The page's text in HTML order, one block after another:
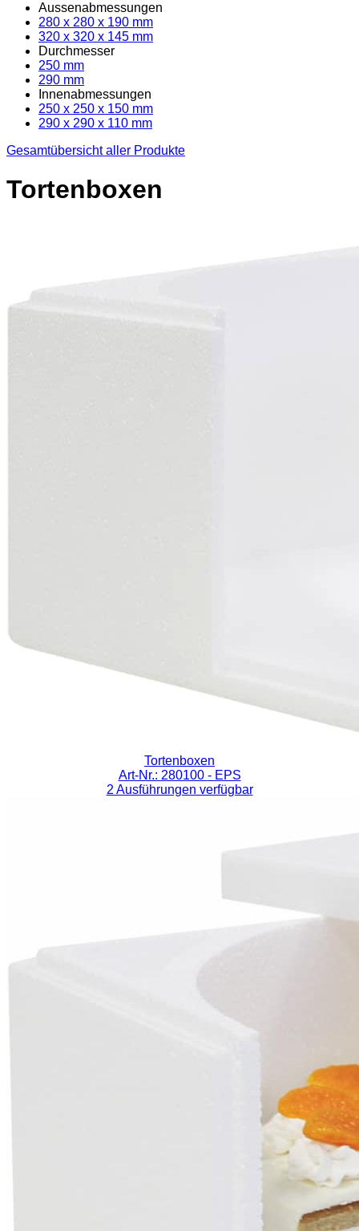
Aussenabmessungen
280 x 280 x 190 mm
320 x 320 x 145 mm
Durchmesser
250 mm
290 mm
Innenabmessungen
250 x 250 x 150 mm
290 x 290 x 110 mm
Gesamtübersicht aller Produkte
Tortenboxen
Tortenboxen
Art-Nr.: 280100 - EPS
2 Ausführungen verfügbar